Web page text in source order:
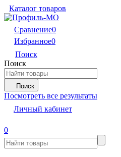
Каталог товаров
Сравнение0
Избранное0
Поиск
Поиск
Поиск
Посмотреть все результаты
Личный кабинет
0